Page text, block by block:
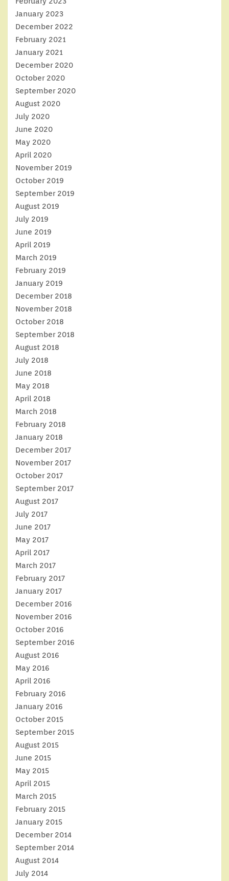
January 2023
December 2022
February 2021
January 2021
December 2020
October 2020
September 2020
August 2020
July 2020
June 2020
May 2020
April 2020
November 2019
October 2019
September 2019
August 2019
July 2019
June 2019
April 2019
March 2019
February 2019
January 2019
December 2018
November 2018
October 2018
September 2018
August 2018
July 2018
June 2018
May 2018
April 2018
March 2018
February 2018
January 2018
December 2017
November 2017
October 2017
September 2017
August 2017
July 2017
June 2017
May 2017
April 2017
March 2017
February 2017
January 2017
December 2016
November 2016
October 2016
September 2016
August 2016
May 2016
April 2016
February 2016
January 2016
October 2015
September 2015
August 2015
June 2015
May 2015
April 2015
March 2015
February 2015
January 2015
December 2014
September 2014
August 2014
July 2014